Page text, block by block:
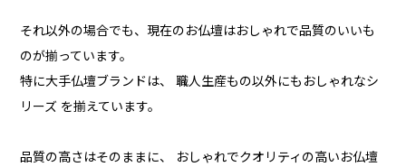
それ以外の場合でも、現在のお仏壇はおしゃれで品質のいいも
のが揃っています。
特に大手仏壇ブランドは、 職人生産もの以外にもおしゃれなシ
リーズ を揃えています。
品質の高さはそのままに、 おしゃれでクオリティの高いお仏壇